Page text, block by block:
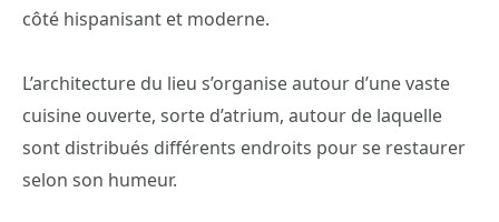
côté hispanisant et moderne.
L’architecture du lieu s’organise autour d’une vaste
cuisine ouverte, sorte d’atrium, autour de laquelle
sont distribués différents endroits pour se restaurer
selon son humeur.